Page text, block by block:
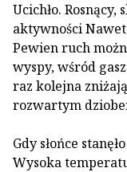
Ucichło.
aktywności
Pewien ­ruch
wyspy, wśród
raz kolejna
rozwartym
Gdy słońce
Wysoka